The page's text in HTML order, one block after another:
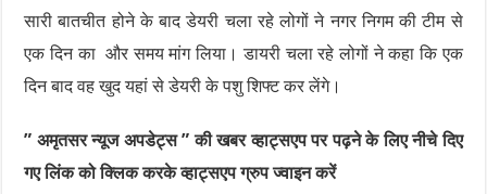
सारी बातचीत होने के बाद डेयरी चला रहे लोगों ने नगर निगम की टीम से
एक दिन का और समय मांग लिया। डायरी चला रहे लोगों ने कहा कि एक
दिन बाद वह खुद यहां से डेयरी के पशु शिफ्ट कर लेंगे।
” अमृतसर न्यूज अपडेट्स ” की खबर व्हाट्सएप पर पढ़ने के लिए नीचे दिए
गए लिंक को क्लिक करके व्हाट्सएप ग्रुप ज्वाइन करें